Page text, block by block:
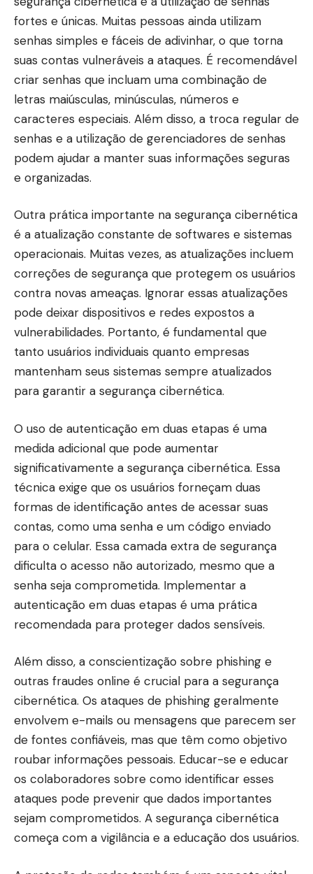
fortes e únicas. Muitas pessoas ainda utilizam
senhas simples e fáceis de adivinhar, o que torna
suas contas vulneráveis a ataques. É recomendável
criar senhas que incluam uma combinação de
letras maiúsculas, minúsculas, números e
caracteres especiais. Além disso, a troca regular de
senhas e a utilização de gerenciadores de senhas
podem ajudar a manter suas informações seguras
e organizadas.
Outra prática importante na segurança cibernética
é a atualização constante de softwares e sistemas
operacionais. Muitas vezes, as atualizações incluem
correções de segurança que protegem os usuários
contra novas ameaças. Ignorar essas atualizações
pode deixar dispositivos e redes expostos a
vulnerabilidades. Portanto, é fundamental que
tanto usuários individuais quanto empresas
mantenham seus sistemas sempre atualizados
para garantir a segurança cibernética.
O uso de autenticação em duas etapas é uma
medida adicional que pode aumentar
significativamente a segurança cibernética. Essa
técnica exige que os usuários forneçam duas
formas de identificação antes de acessar suas
contas, como uma senha e um código enviado
para o celular. Essa camada extra de segurança
dificulta o acesso não autorizado, mesmo que a
senha seja comprometida. Implementar a
autenticação em duas etapas é uma prática
recomendada para proteger dados sensíveis.
Além disso, a conscientização sobre phishing e
outras fraudes online é crucial para a segurança
cibernética. Os ataques de phishing geralmente
envolvem e-mails ou mensagens que parecem ser
de fontes confiáveis, mas que têm como objetivo
roubar informações pessoais. Educar-se e educar
os colaboradores sobre como identificar esses
ataques pode prevenir que dados importantes
sejam comprometidos. A segurança cibernética
começa com a vigilância e a educação dos usuários.